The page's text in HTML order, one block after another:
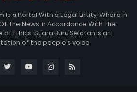
a Portal With a Legal Entity, Where In
The News In Accordance With The
Ethics. Suara Buru Selatan is an
of the people's voice